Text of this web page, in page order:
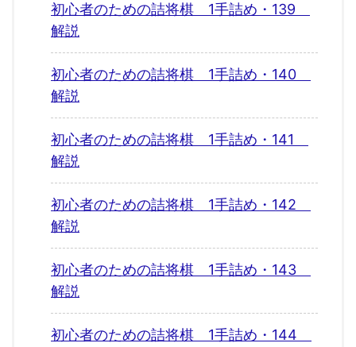
初心者のための詰将棋 1手詰め・139
解説
初心者のための詰将棋 1手詰め・140
解説
初心者のための詰将棋 1手詰め・141
解説
初心者のための詰将棋 1手詰め・142
解説
初心者のための詰将棋 1手詰め・143
解説
初心者のための詰将棋 1手詰め・144